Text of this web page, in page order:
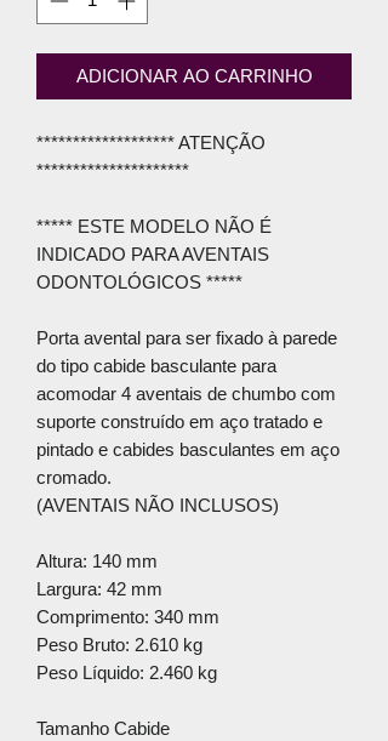
ADICIONAR AO CARRINHO
******************* ATENÇÃO
*********************
***** ESTE MODELO NÃO É
INDICADO PARA AVENTAIS
ODONTOLÓGICOS *****
Porta avental para ser fixado à parede
do tipo cabide basculante para
acomodar 4 aventais de chumbo com
suporte construído em aço tratado e
pintado e cabides basculantes em aço
cromado.
(AVENTAIS NÃO INCLUSOS)
Altura: 140 mm
Largura: 42 mm
Comprimento: 340 mm
Peso Bruto: 2.610 kg
Peso Líquido: 2.460 kg
Tamanho Cabide